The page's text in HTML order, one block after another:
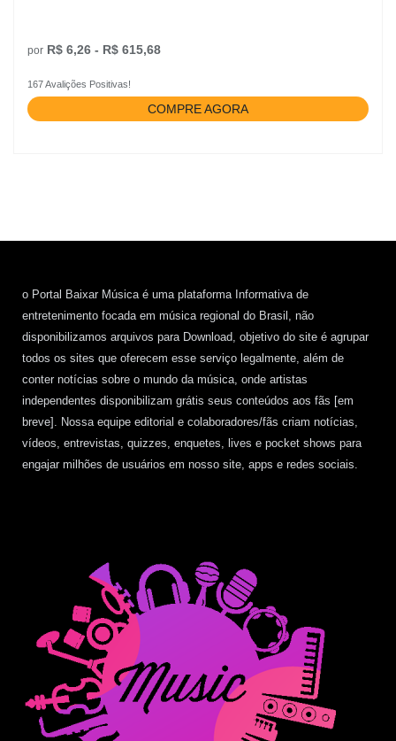
por R$ 6,26 - R$ 615,68
167 Avalições Positivas!
COMPRE AGORA
o Portal Baixar Música é uma plataforma Informativa de
entretenimento focada em música regional do Brasil, não
disponibilizamos arquivos para Download, objetivo do site é agrupar
todos os sites que oferecem esse serviço legalmente, além de
conter notícias sobre o mundo da música, onde artistas
independentes disponibilizam grátis seus conteúdos aos fãs [em
breve]. Nossa equipe editorial e colaboradores/fãs criam notícias,
vídeos, entrevistas, quizzes, enquetes, lives e pocket shows para
engajar milhões de usuários em nosso site, apps e redes sociais.